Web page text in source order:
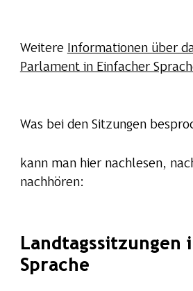
Weitere
Informationen über
Parlament in Einfacher
Was bei den Sitzungen
kann man hier nachlesen,
nachhören:
Landtagssitzungen
Sprache